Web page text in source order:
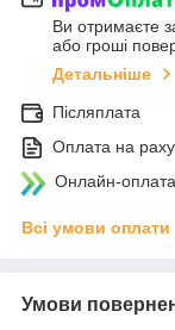
Ви отримаєте
або гроші
Детальніше
Післяплата
Оплата на
Онлайн-
Всі умови оплати
Умови